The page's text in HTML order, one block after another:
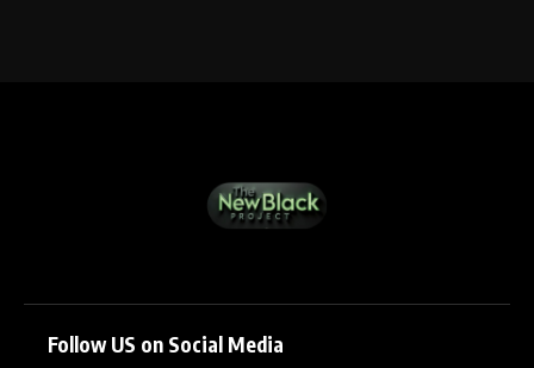
Follow US on Social Media